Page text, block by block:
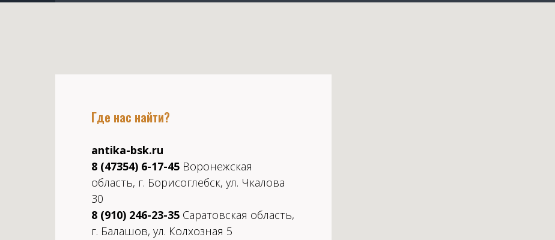
Где нас найти?
antika-bsk.ru
8 (47354) 6-17-45 Воронежская
область, г. Борисоглебск, ул. Чкалова
30
8 (910) 246-23-35 Саратовская область,
г. Балашов, ул. Колхозная 5